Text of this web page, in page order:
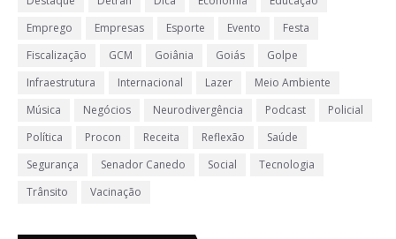
Emprego
Empresas Esporte Evento
Festa
Fiscalização
GCM Goiânia Goiás
Golpe
Infraestrutura
Internacional Lazer
Meio Ambiente
Música
Negócios Neurodivergência Podcast
Policial
Política
Procon Receita Reflexão
Saúde
Segurança
Senador Canedo Social
Tecnologia
Trânsito
Vacinação